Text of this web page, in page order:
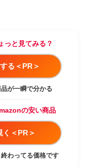
っと見てみる？
る＜PR＞
が一瞬で分かる
の安い商品
＜PR＞
わってる価格です